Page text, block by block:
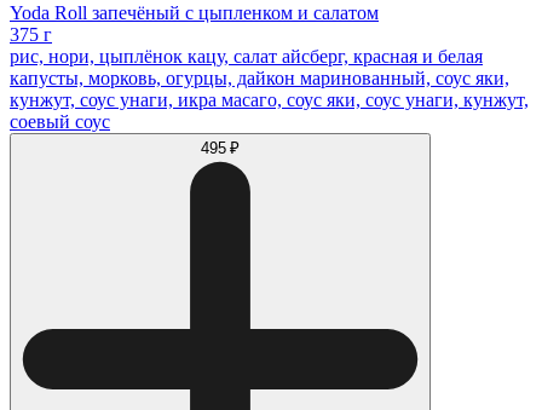
Yoda Roll запечёный с цыпленком и салатом
375 г
рис, нори, цыплёнок кацу, салат айсберг, красная и белая
капусты, морковь, огурцы, дайкон маринованный, соус яки,
кунжут, соус унаги, икра масаго, соус яки, соус унаги, кунжут,
соевый соус
495 ₽